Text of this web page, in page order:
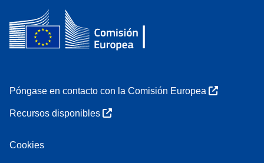
Póngase en contacto con la Comisión Europea
Recursos disponibles
Cookies